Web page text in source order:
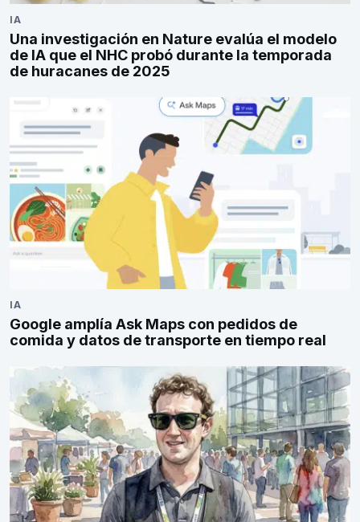
IA
Una investigación en Nature evalúa el modelo
de IA que el NHC probó durante la temporada
de huracanes de 2025
IA
Google amplía Ask Maps con pedidos de
comida y datos de transporte en tiempo real